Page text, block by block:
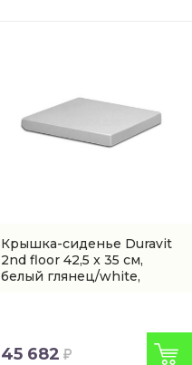
Крышка-сиденье Duravit
2nd floor 42,5 x 35 см,
белый глянец/white,
45 682